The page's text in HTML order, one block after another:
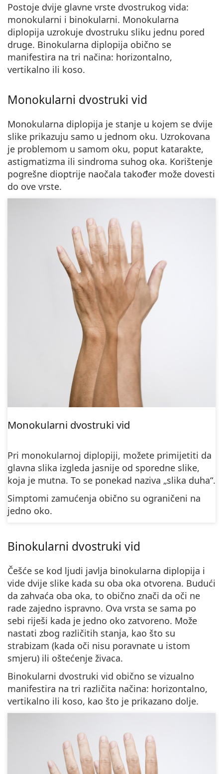
Postoje dvije glavne vrste dvostrukog vida:
monokularni i binokularni. Monokularna
diplopija uzrokuje dvostruku sliku jednu pored
druge. Binokularna diplopija obično se
manifestira na tri načina: horizontalno,
vertikalno ili koso.
Monokularni dvostruki vid
Monokularna diplopija je stanje u kojem se dvije
slike prikazuju samo u jednom oku. Uzrokovana
je problemom u samom oku, poput katarakte,
astigmatizma ili sindroma suhog oka. Korištenje
pogrešne dioptrije naočala također može dovesti
do ove vrste.
Monokularni dvostruki vid
Pri monokularnoj diplopiji, možete primijetiti da
glavna slika izgleda jasnije od sporedne slike,
koja je mutna. To se ponekad naziva „slika duha“.
Simptomi zamućenja obično su ograničeni na
jedno oko.
Binokularni dvostruki vid
Češće se kod ljudi javlja binokularna diplopija i
vide dvije slike kada su oba oka otvorena. Budući
da zahvaća oba oka, to obično znači da oči ne
rade zajedno ispravno. Ova vrsta se sama po
sebi riješi kada je jedno oko zatvoreno. Može
nastati zbog različitih stanja, kao što su
strabizam (kada oči nisu poravnate u istom
smjeru) ili oštećenje živaca.
Binokularni dvostruki vid obično se vizualno
manifestira na tri različita načina: horizontalno,
vertikalno ili koso, kao što je prikazano dolje.